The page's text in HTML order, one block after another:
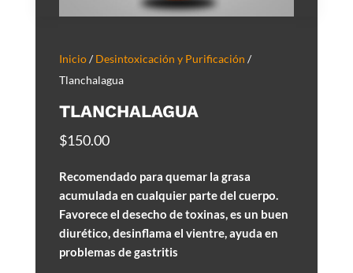
Inicio/ Desintoxicación y Purificación /
Tlanchalagua
TLANCHALAGUA
$150.00
Recomendado para quemar la grasa
acumulada en cualquier parte del cuerpo.
Favorece el desecho de toxinas, es un buen
diurético, desinflama el vientre, ayuda en
problemas de gastritis